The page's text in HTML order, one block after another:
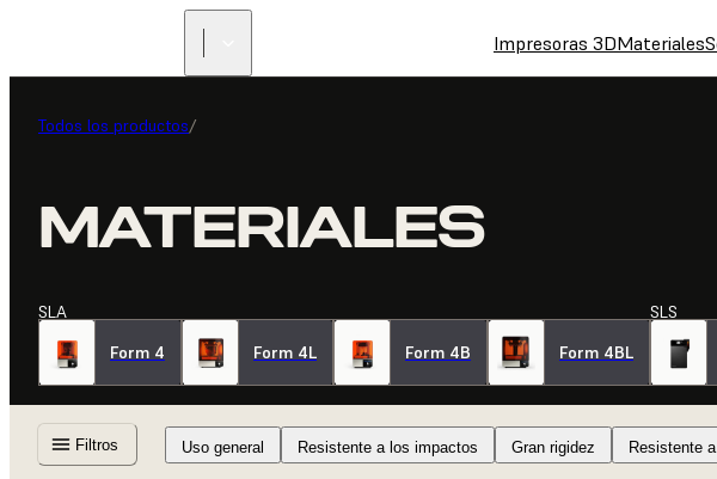
Impresoras 3DMateriales
Todos los productos/
MATERIALES
SLA
Form 4
Form 4L Form 4B Form 4BL
SLS
Filtros Uso general Resistente a los impactos Gran rigidez Resistente